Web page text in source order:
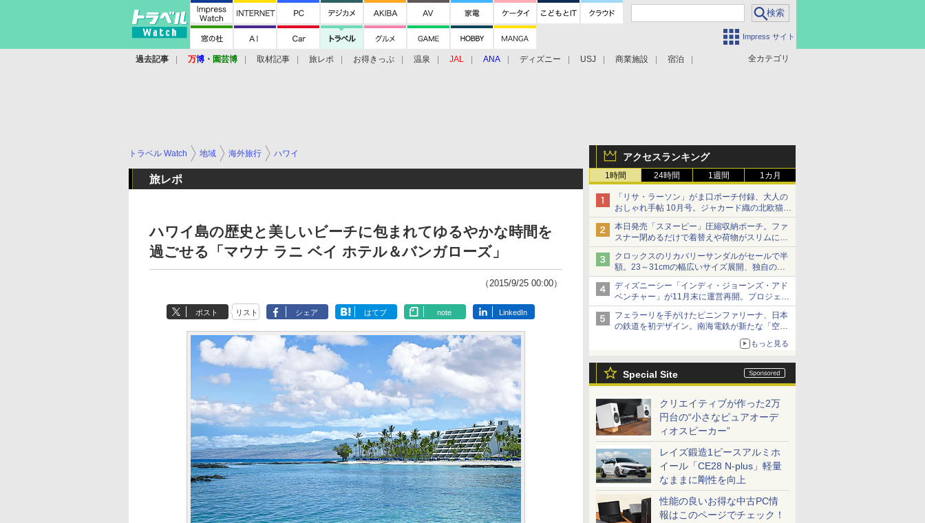
Impress サイト
全カテゴリ
過去記事 万博 ・ 園芸博 取材記事 旅レポ お得きっぷ 温泉 JAL ANA ディズニー USJ 商業施設 宿泊
アクセスランキング
1時間 24時間 1週間 1カ月
「リサ・ラーソン」がま口ポーチ付録、大人の
おしゃれ手帖 10月号。ジャカード織の北欧猫デ
ザイン
本日発売「スヌーピー」圧縮収納ポーチ。ファ
スナー閉めるだけで着替えや荷物がスリムにま
とまる
クロックスのリカバリーサンダルがセールで半
額。23～31cmの幅広いサイズ展開、独自のク
ッション素材を採用
ディズニーシー「インディ・ジョーンズ・アド
ベンチャー」が11月末に運営再開。プロジェク
ションマッピングを追加、DPAは1500円
フェラーリを手がけたピニンファリーナ、日本
の鉄道を初デザイン。南海電鉄が新たな「空港
もっと見る
Special Site
クリエイティブが作った2万
円台の“小さなピュアオーデ
ィオスピーカー”
レイズ鍛造1ピースアルミホ
イール「CE28 N-plus」軽量
なままに剛性を向上
性能の良いお得な中古PC情
報はこのページでチェック！
トラベル Watch 地域 海外旅行 ハワイ
旅レポ
ハワイ島の歴史と美しいビーチに包まれてゆるやかな時間を
過ごせる「マウナ ラニ ベイ ホテル＆バンガローズ」
（2015/9/25 00:00）
ポスト リスト シェア はてブ note LinkedIn